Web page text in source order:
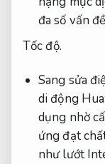
đa số vấn
Tốc độ.
Sang sửa
di động
dụng nhờ
ứng đạt
như lướt